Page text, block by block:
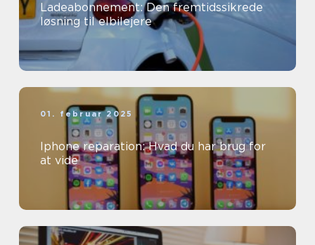
Ladeabonnement: Den fremtidssikrede
løsning til elbilejere
01. februar 2025
Iphone reparation: Hvad du har brug for
at vide